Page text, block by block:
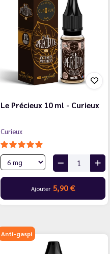
Le Précieux 10 ml - Curieux
Curieux
Ajouter 5,90 €
Anti-gaspi